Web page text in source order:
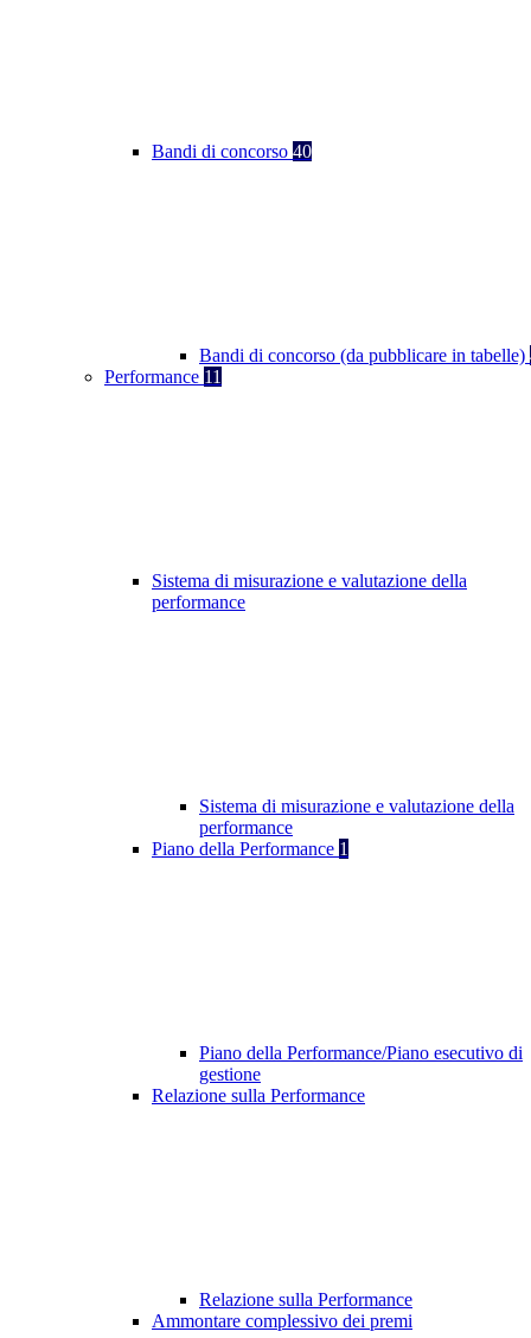
Bandi di concorso 40
Bandi di concorso (da pubblicare in tabelle)
Performance 11
Sistema di misurazione e valutazione della
performance
Sistema di misurazione e valutazione della
performance
Piano della Performance 1
Piano della Performance/Piano esecutivo di
gestione
Relazione sulla Performance
Relazione sulla Performance
Ammontare complessivo dei premi